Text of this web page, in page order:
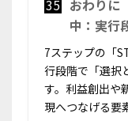
35 おわりに
中：実行
7ステップの「
行段階で「選択
す。利益創出や
現へつなげる要